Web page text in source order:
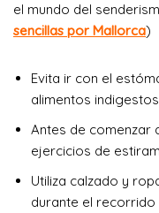
el mundo del
sencillas por Mallorca)
Evita ir con el
alimentos
Antes de comenzar
ejercicios de
Utiliza calzado y
durante el recorrido